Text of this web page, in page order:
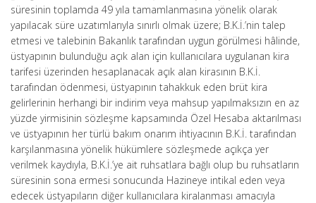
süresinin toplamda 49 yıla tamamlanmasına yönelik olarak
yapılacak süre uzatımlarıyla sınırlı olmak üzere; B.K.İ.’nin talep
etmesi ve talebinin Bakanlık tarafından uygun görülmesi hâlinde,
üstyapının bulunduğu açık alan için kullanıcılara uygulanan kira
tarifesi üzerinden hesaplanacak açık alan kirasının B.K.İ.
tarafından ödenmesi, üstyapının tahakkuk eden brüt kira
gelirlerinin herhangi bir indirim veya mahsup yapılmaksızın en az
yüzde yirmisinin sözleşme kapsamında Özel Hesaba aktarılması
ve üstyapının her türlü bakım onarım ihtiyacının B.K.İ. tarafından
karşılanmasına yönelik hükümlere sözleşmede açıkça yer
verilmek kaydıyla, B.K.İ.’ye ait ruhsatlara bağlı olup bu ruhsatların
süresinin sona ermesi sonucunda Hazineye intikal eden veya
edecek üstyapıların diğer kullanıcılara kiralanması amacıyla